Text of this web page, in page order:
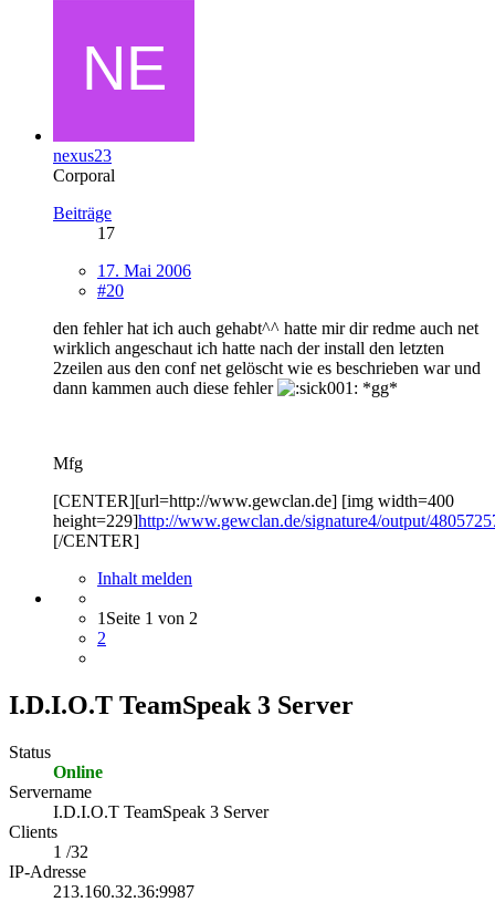
nexus23
Corporal
Beiträge
17
17. Mai 2006
#20
den fehler hat ich auch gehabt^^ hatte mir dir redme auch net
wirklich angeschaut ich hatte nach der install den letzten
2zeilen aus den conf net gelöscht wie es beschrieben war und
dann kammen auch diese fehler
*gg*
Mfg
[CENTER][url=http://www.gewclan.de] [img width=400
height=229]http://www.gewclan.de/signature4/output/
[/CENTER]
Inhalt melden
1 Seite 1 von 2
2
I.D.I.O.T TeamSpeak 3 Server
Status
Online
Servername
I.D.I.O.T TeamSpeak 3 Server
Clients
1 /32
IP-Adresse
213.160.32.36:9987